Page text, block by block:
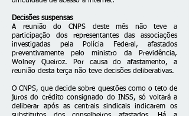
Decisões suspensas
A reunião do CNPS deste mês não teve a
participação dos representantes das associações
investigadas pela Polícia Federal, afastados
preventivamente pelo ministro da Previdência,
Wolney Queiroz. Por causa do afastamento, a
reunião desta terça não teve decisões deliberativas.
O CNPS, que decide sobre questões como o teto de
juros do crédito consignado do INSS, só voltará a
deliberar após as centrais sindicais indicarem os